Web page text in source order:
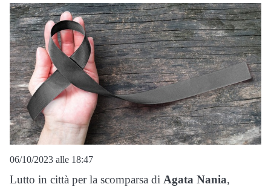
06/10/2023 alle 18:47
Lutto in città per la scomparsa di Agata Nania,